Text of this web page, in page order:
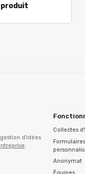
d'idées
.
Collectes
Anonymat
Équipes